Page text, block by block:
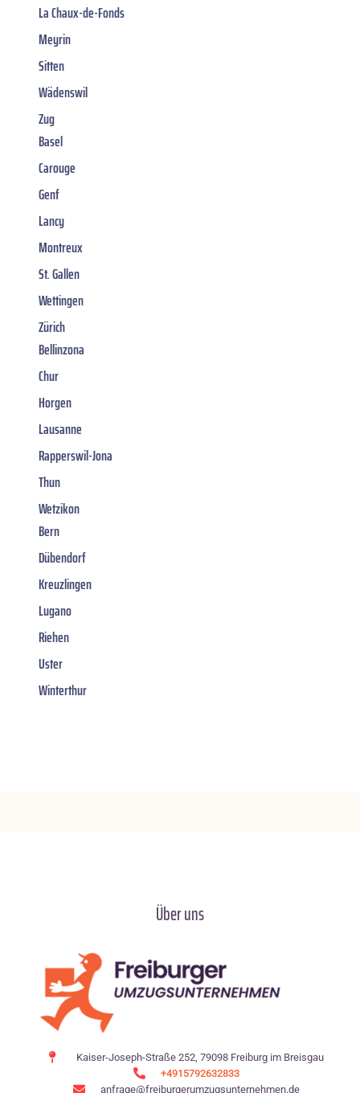
La Chaux-de-Fonds
Meyrin
Sitten
Wädenswil
Zug
Basel
Carouge
Genf
Lancy
Montreux
St. Gallen
Wettingen
Zürich
Bellinzona
Chur
Horgen
Lausanne
Rapperswil-Jona
Thun
Wetzikon
Bern
Dübendorf
Kreuzlingen
Lugano
Riehen
Uster
Winterthur
Über uns
Kaiser-Joseph-Straße 252, 79098 Freiburg im Breisgau
+4915792632833
anfrage@freiburgerumzugsunternehmen.de